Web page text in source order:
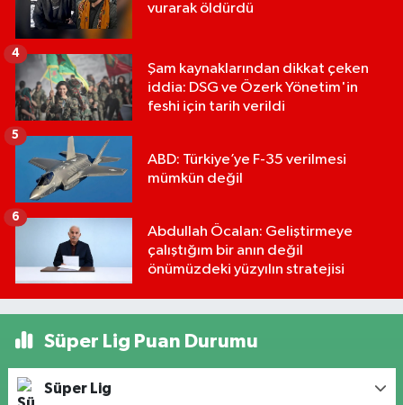
vurarak öldürdü
Şam kaynaklarından dikkat çeken
iddia: DSG ve Özerk Yönetim'in
feshi için tarih verildi
4
ABD: Türkiye’ye F-35 verilmesi
mümkün değil
5
Abdullah Öcalan: Geliştirmeye
çalıştığım bir anın değil
önümüzdeki yüzyılın stratejisi
6
Süper Lig Puan Durumu
Süper Lig